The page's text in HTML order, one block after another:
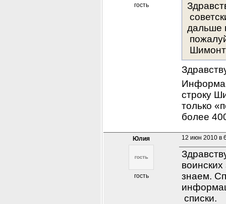
гость
дальше
строку
только
более
Юлия
гость
12 июн 2010 в
знаем.
списки.